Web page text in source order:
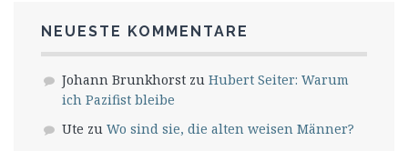
NEUESTE KOMMENTARE
Johann Brunkhorst zu Hubert Seiter: Warum
ich Pazifist bleibe
Ute zu Wo sind sie, die alten weisen Männer?